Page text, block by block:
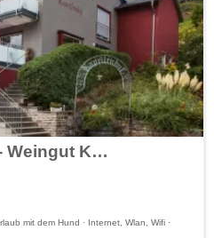
Restaurant - Hotel - Weingut Kapellenhof
mit dem Hund · Internet, Wlan, Wifi ·